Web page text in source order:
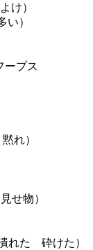
け）
）
プス
れ）
せ物）
れた 砕けた）